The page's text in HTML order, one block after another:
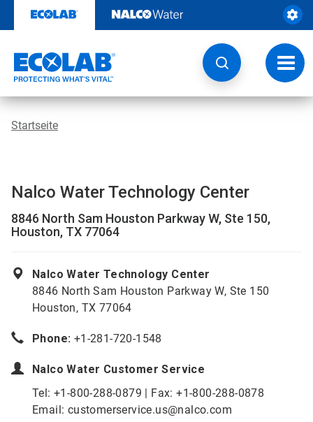
Inhalt
Startseite
Nalco Water Technology Center
8846 North Sam Houston Parkway W, Ste 150,
Houston, TX 77064
Nalco Water Technology Center
8846 North Sam Houston Parkway W, Ste 150
Houston, TX 77064
Phone: +1-281-720-1548
Nalco Water Customer Service
Tel: +1-800-288-0879 | Fax: +1-800-288-0878
Email: customerservice.us@nalco.com